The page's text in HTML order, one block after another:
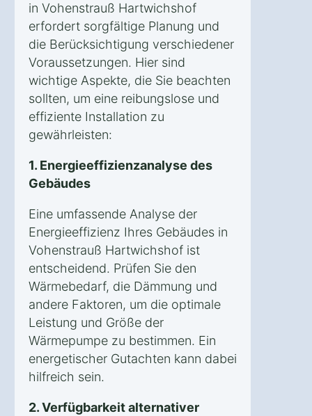
in Vohenstrauß Hartwichshof
erfordert sorgfältige Planung und
die Berücksichtigung verschiedener
Voraussetzungen. Hier sind
wichtige Aspekte, die Sie beachten
sollten, um eine reibungslose und
effiziente Installation zu
gewährleisten:
1. Energieeffizienzanalyse des
Gebäudes
Eine umfassende Analyse der
Energieeffizienz Ihres Gebäudes in
Vohenstrauß Hartwichshof ist
entscheidend. Prüfen Sie den
Wärmebedarf, die Dämmung und
andere Faktoren, um die optimale
Leistung und Größe der
Wärmepumpe zu bestimmen. Ein
energetischer Gutachten kann dabei
hilfreich sein.
2. Verfügbarkeit alternativer